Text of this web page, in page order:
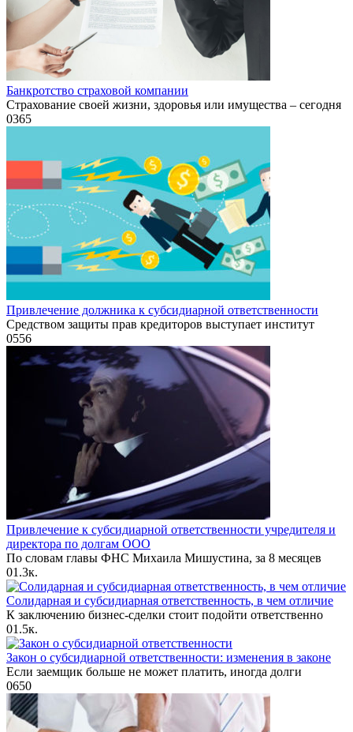
Банкротство страховой компании
Страхование своей жизни, здоровья или имущества – сегодня
0365
Привлечение должника к субсидиарной ответственности
Средством защиты прав кредиторов выступает институт
0556
Привлечение к субсидиарной ответственности учредителя и
директора по долгам ООО
По словам главы ФНС Михаила Мишустина, за 8 месяцев
01.3к.
Солидарная и субсидиарная ответственность, в чем отличие
К заключению бизнес-сделки стоит подойти ответственно
01.5к.
Закон о субсидиарной ответственности: изменения в законе
Если заемщик больше не может платить, иногда долги
0650